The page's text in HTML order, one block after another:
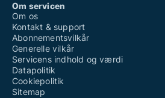
Om servicen
Om os
Kontakt & support
Abonnementsvilkår
Generelle vilkår
Servicens indhold og værdi
Datapolitik
Cookiepolitik
Sitemap